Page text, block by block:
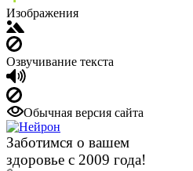
Изображения
Озвучивание текста
Обычная версия сайта
Заботимся о вашем
здоровье с 2009 года!